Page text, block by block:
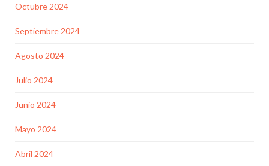
Octubre 2024
Septiembre 2024
Agosto 2024
Julio 2024
Junio 2024
Mayo 2024
Abril 2024